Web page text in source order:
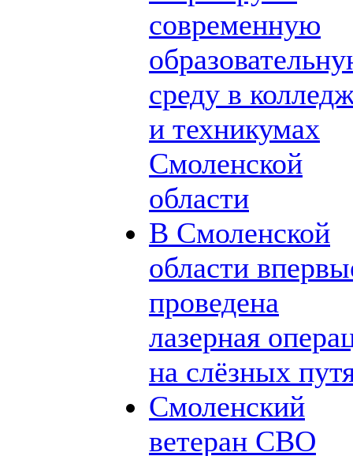
современную
среду в
и техникумах
Смоленской
области
В Смоленской
области
проведена
лазерная
на слёзных
Смоленский
ветеран СВО